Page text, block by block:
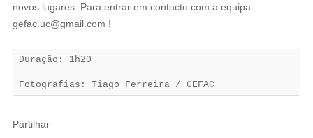
novos lugares. Para entrar em contacto com a equipa
gefac.uc@gmail.com !
Duração: 1h20
Fotografias: Tiago Ferreira / GEFAC
Partilhar